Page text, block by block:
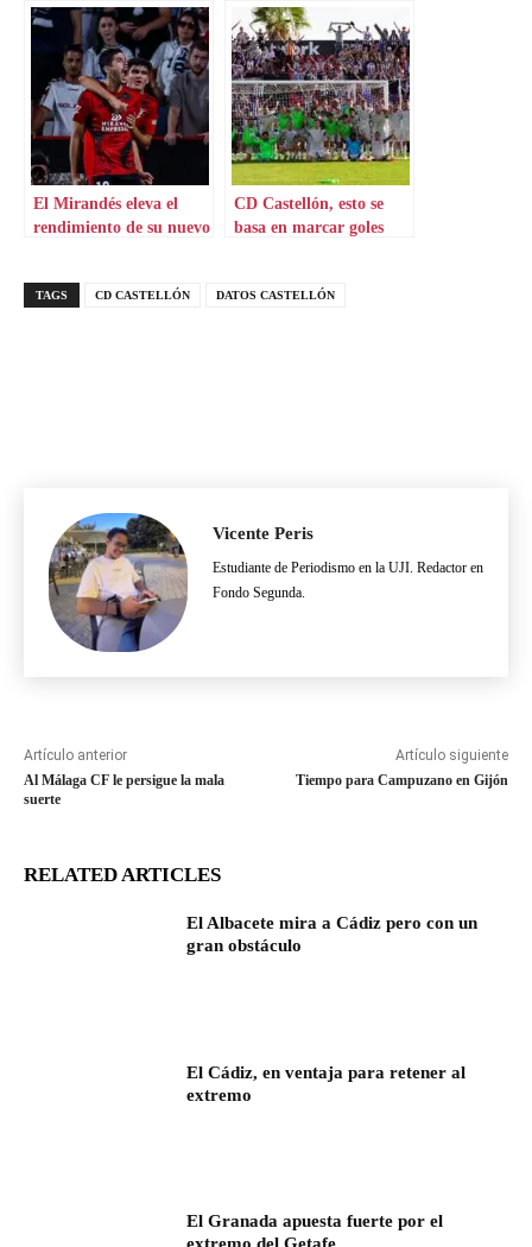
El Mirandés eleva el
rendimiento de su nuevo
CD Castellón, esto se
basa en marcar goles
TAGS CD CASTELLÓN DATOS CASTELLÓN
Vicente Peris
Estudiante de Periodismo en la UJI. Redactor en
Fondo Segunda.
Artículo anterior
Al Málaga CF le persigue la mala
suerte
Artículo siguiente
Tiempo para Campuzano en Gijón
RELATED ARTICLES
El Albacete mira a Cádiz pero con un
gran obstáculo
El Cádiz, en ventaja para retener al
extremo
El Granada apuesta fuerte por el